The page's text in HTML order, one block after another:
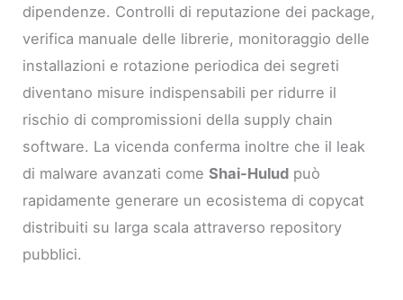
dipendenze. Controlli di reputazione dei package,
verifica manuale delle librerie, monitoraggio delle
installazioni e rotazione periodica dei segreti
diventano misure indispensabili per ridurre il
rischio di compromissioni della supply chain
software. La vicenda conferma inoltre che il leak
di malware avanzati comeShai-Hulud può
rapidamente generare un ecosistema di copycat
distribuiti su larga scala attraverso repository
pubblici.